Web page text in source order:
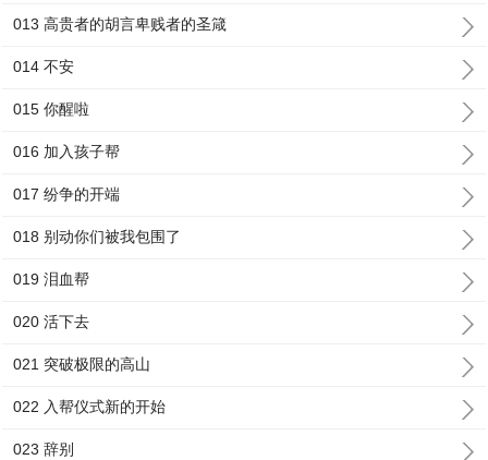
013 高贵者的胡言卑贱者的圣箴
014 不安
015 你醒啦
016 加入孩子帮
017 纷争的开端
018 别动你们被我包围了
019 泪血帮
020 活下去
021 突破极限的高山
022 入帮仪式新的开始
023 辞别